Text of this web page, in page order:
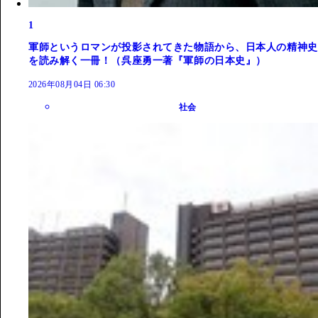
1
軍師というロマンが投影されてきた物語から、日本人の精神史
を読み解く一冊！（呉座勇一著『軍師の日本史』）
2026年08月04日 06:30
社会